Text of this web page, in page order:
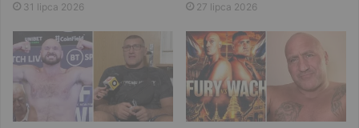
31 lipca 2026 27 lipca 2026